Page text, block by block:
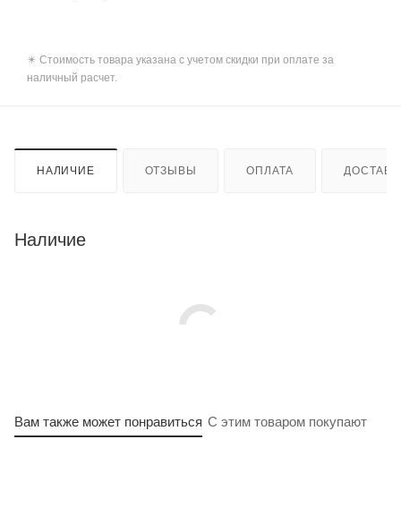
✴️ Стоимость товара указана с учетом скидки при оплате за
наличный расчет.
НАЛИЧИЕ ОТЗЫВЫ ОПЛАТА
Наличие
Вам также может понравиться С этим товаром покупают